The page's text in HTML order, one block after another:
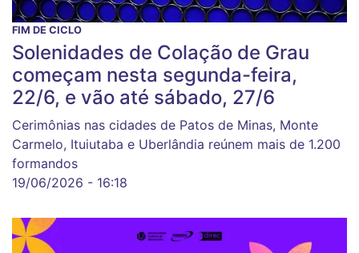
FIM DE CICLO
Solenidades de Colação de Grau
começam nesta segunda-feira,
22/6, e vão até sábado, 27/6
Cerimônias nas cidades de Patos de Minas, Monte
Carmelo, Ituiutaba e Uberlândia reúnem mais de 1.200
formandos
19/06/2026 - 16:18